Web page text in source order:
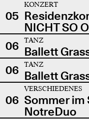
05
KONZERT
NICHT SO
06
TANZ
Ballett
06
TANZ
Ballett
06
VERSCHIEDENES
Sommer im
NotreDuo